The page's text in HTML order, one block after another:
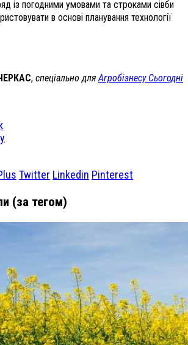
із погодними умовами та строками сівби
в основі планування технології
, спеціально дляАгробізнесу Сьогодні
Twitter Linkedin Pinterest
(за тегом)